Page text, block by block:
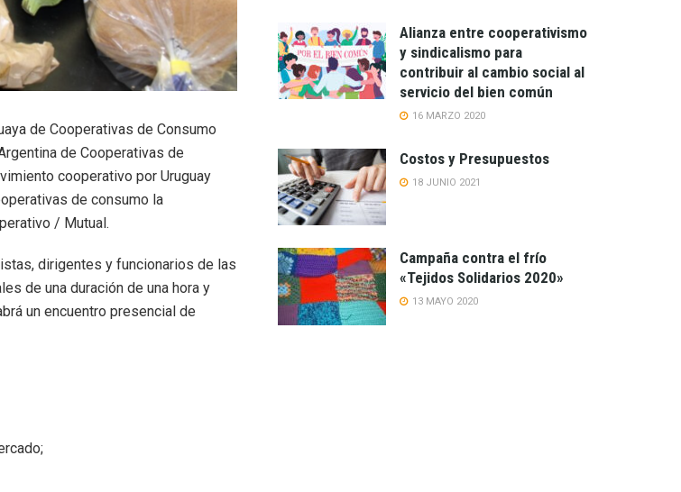
de Cooperativas de Consumo
de Cooperativas de
cooperativo por Uruguay
de consumo la
/ Mutual.
dirigentes y funcionarios de las
de una duración de una hora y
un encuentro presencial de
Alianza entre cooperativismo
y sindicalismo para
contribuir al cambio social al
servicio del bien común
16 MARZO 2020
Costos y Presupuestos
18 JUNIO 2021
Campaña contra el frío
«Tejidos Solidarios 2020»
13 MAYO 2020